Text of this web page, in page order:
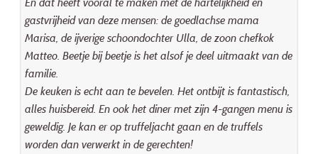
gastvrijheid van deze mensen: de goedlachse mama
Marisa, de ijverige schoondochter Ulla, de zoon chefkok
Matteo. Beetje bij beetje is het alsof je deel uitmaakt van de
familie.
De keuken is echt aan te bevelen. Het ontbijt is fantastisch,
alles huisbereid. En ook het diner met zijn 4-gangen menu is
geweldig. Je kan er op truffeljacht gaan en de truffels
worden dan verwerkt in de gerechten!